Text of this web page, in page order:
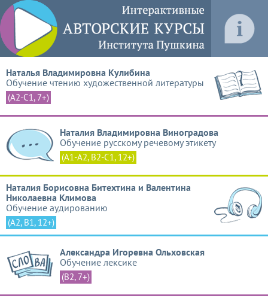
Наталья Владимировна Кулибина
Обучение чтению художественной литературы
(A2-C1, 7+)
Наталия Владимировна Виноградова
Обучение русскому речевому этикету
(A1-A2, B2-C1, 12+)
Наталия Борисовна Битехтина и Валентина
Николаевна Климова
Обучение аудированию
(A2, B1, 12+)
Александра Игоревна Ольховская
Обучение лексике
(B2, 7+)